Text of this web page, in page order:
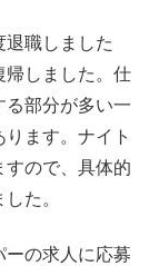
職しました
帰しました。仕
る部分が多い一
ます。ナイト
すので、具体的
た。
ーの求人に応募